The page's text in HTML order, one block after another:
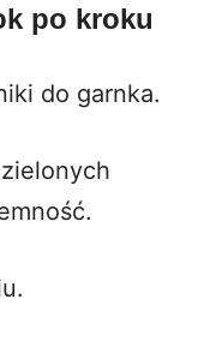
po kroku
do garnka.